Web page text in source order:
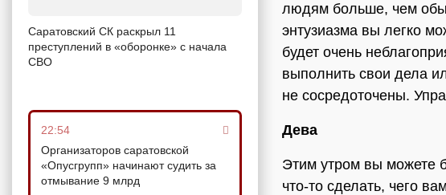
Саратовский СК раскрыл 11
преступлений в «оборонке» с начала
СВО
22:54
Организаторов саратовской
«Опусгрупп» начинают судить за
отмывание 9 млрд
людям больше, чем
энтузиазма вы легко
будет очень
выполнить свои дела
не сосредоточены.
Дева
Этим утром вы можете
что-то сделать, чего